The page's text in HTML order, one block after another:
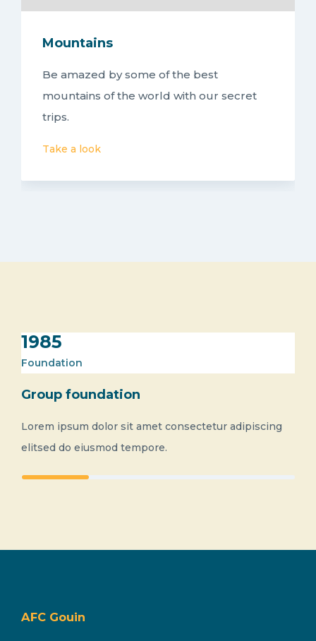
Mountains
Be amazed by some of the best
mountains of the world with our secret
trips.
Take a look
1985
Foundation
Group foundation
Lorem ipsum dolor sit amet consectetur adipiscing
elitsed do eiusmod tempore.
AFC Gouin